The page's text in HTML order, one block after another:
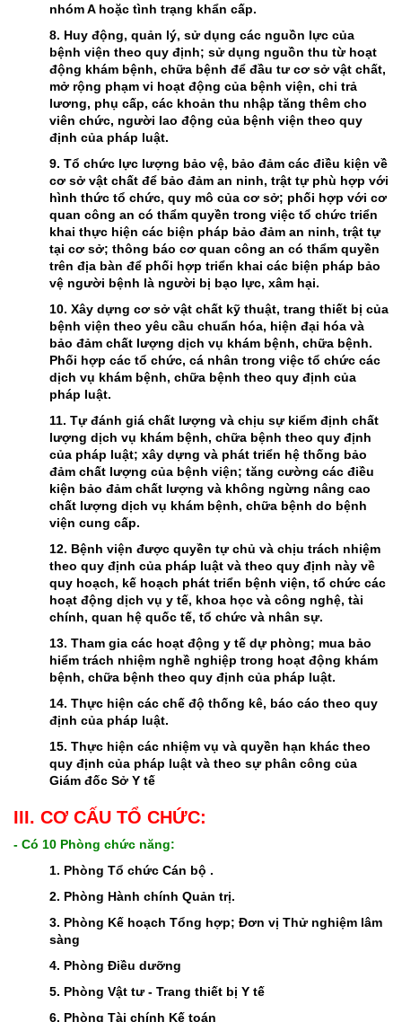
nhóm A hoặc tình trạng khẩn cấp.
8. Huy động, quản lý, sử dụng các nguồn lực của
bệnh viện theo quy định; sử dụng nguồn thu từ hoạt
động khám bệnh, chữa bệnh để đầu tư cơ sở vật chất,
mở rộng phạm vi hoạt động của bệnh viện, chi trả
lương, phụ cấp, các khoản thu nhập tăng thêm cho
viên chức, người lao động của bệnh viện theo quy
định của pháp luật.
9. Tổ chức lực lượng bảo vệ, bảo đảm các điều kiện về
cơ sở vật chất để bảo đảm an ninh, trật tự phù hợp với
hình thức tổ chức, quy mô của cơ sở; phối hợp với cơ
quan công an có thẩm quyền trong việc tổ chức triển
khai thực hiện các biện pháp bảo đảm an ninh, trật tự
tại cơ sở; thông báo cơ quan công an có thẩm quyền
trên địa bàn để phối hợp triển khai các biện pháp bảo
vệ người bệnh là người bị bạo lực, xâm hại.
10. Xây dựng cơ sở vật chất kỹ thuật, trang thiết bị của
bệnh viện theo yêu cầu chuẩn hóa, hiện đại hóa và
bảo đảm chất lượng dịch vụ khám bệnh, chữa bệnh.
Phối hợp các tổ chức, cá nhân trong việc tổ chức các
dịch vụ khám bệnh, chữa bệnh theo quy định của
pháp luật.
11. Tự đánh giá chất lượng và chịu sự kiểm định chất
lượng dịch vụ khám bệnh, chữa bệnh theo quy định
của pháp luật; xây dựng và phát triển hệ thống bảo
đảm chất lượng của bệnh viện; tăng cường các điều
kiện bảo đảm chất lượng và không ngừng nâng cao
chất lượng dịch vụ khám bệnh, chữa bệnh do bệnh
viện cung cấp.
12. Bệnh viện được quyền tự chủ và chịu trách nhiệm
theo quy định của pháp luật và theo quy định này về
quy hoạch, kế hoạch phát triển bệnh viện, tổ chức các
hoạt động dịch vụ y tế, khoa học và công nghệ, tài
chính, quan hệ quốc tế, tổ chức và nhân sự.
13. Tham gia các hoạt động y tế dự phòng; mua bảo
hiểm trách nhiệm nghề nghiệp trong hoạt động khám
bệnh, chữa bệnh theo quy định của pháp luật.
14. Thực hiện các chế độ thống kê, báo cáo theo quy
định của pháp luật.
15. Thực hiện các nhiệm vụ và quyền hạn khác theo
quy định của pháp luật và theo sự phân công của
Giám đốc Sở Y tế
III. CƠ CẤU TỔ CHỨC:
- Có 10 Phòng chức năng:
1. Phòng Tổ chức Cán bộ .
2. Phòng Hành chính Quản trị.
3. Phòng Kế hoạch Tổng hợp; Đơn vị Thử nghiệm lâm
sàng
4. Phòng Điều dưỡng
5. Phòng Vật tư - Trang thiết bị Y tế
6. Phòng Tài chính Kế toán